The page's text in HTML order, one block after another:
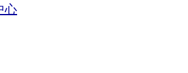
心